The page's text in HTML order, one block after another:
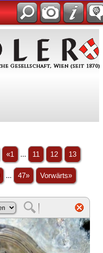
«1 ... 11 12 13
... 47» Vorwärts»